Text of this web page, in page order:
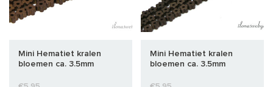
Mini Hematiet kralen
bloemen ca. 3.5mm
Mini Hematiet kralen
bloemen ca. 3.5mm